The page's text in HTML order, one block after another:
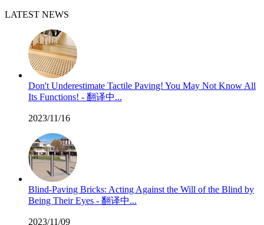
LATEST NEWS
Don't Underestimate Tactile Paving! You May Not Know All
Its Functions! - 翻译中...
2023/11/16
Blind-Paving Bricks: Acting Against the Will of the Blind by
Being Their Eyes - 翻译中...
2023/11/09